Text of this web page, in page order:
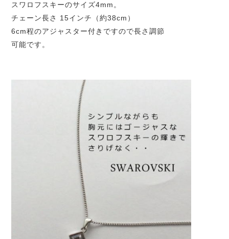
スワロフスキーのサイズ4mm。
チェーン長さ 15インチ（約38cm）
6cm程のアジャスター付きですので長さ調節
可能です。